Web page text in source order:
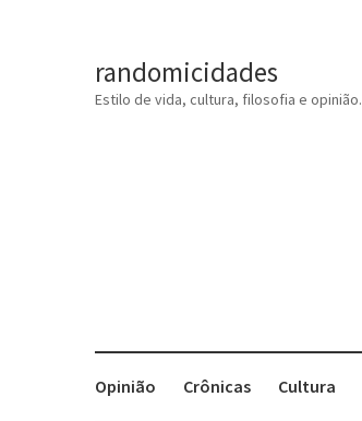
randomicidades
Estilo de vida, cultura, filosofia e opinião.
Opinião Crônicas Cultura